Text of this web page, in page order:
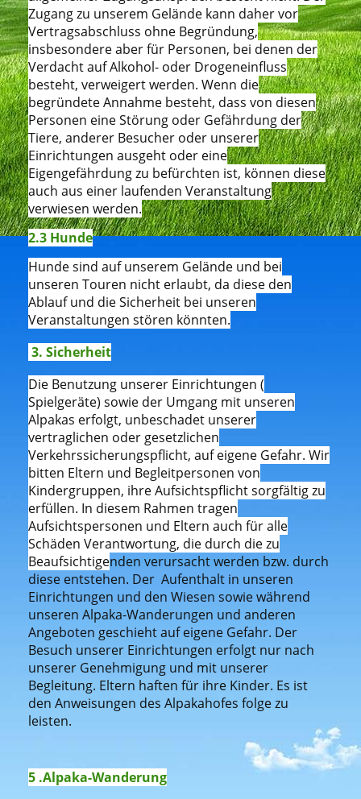
Zugang zu unserem Gelände kann daher vor
Vertragsabschluss ohne Begründung,
insbesondere aber für Personen, bei denen der
Verdacht auf Alkohol- oder Drogeneinfluss
besteht, verweigert werden. Wenn die
begründete Annahme besteht, dass von diesen
Personen eine Störung oder Gefährdung der
Tiere, anderer Besucher oder unserer
Einrichtungen ausgeht oder eine
Eigengefährdung zu befürchten ist, können diese
auch aus einer laufenden Veranstaltung
verwiesen werden.
2.3 Hunde
Hunde sind auf unserem Gelände und bei
unseren Touren nicht erlaubt, da diese den
Ablauf und die Sicherheit bei unseren
Veranstaltungen stören könnten.
3. Sicherheit
Die Benutzung unserer Einrichtungen (
Spielgeräte) sowie der Umgang mit unseren
Alpakas erfolgt, unbeschadet unserer
vertraglichen oder gesetzlichen
Verkehrssicherungspflicht, auf eigene Gefahr. Wir
bitten Eltern und Begleitpersonen von
Kindergruppen, ihre Aufsichtspflicht sorgfältig zu
erfüllen. In diesem Rahmen tragen
Aufsichtspersonen und Eltern auch für alle
Schäden Verantwortung, die durch die zu
Beaufsichtigenden verursacht werden bzw. durch
diese entstehen. Der Aufenthalt in unseren
Einrichtungen und den Wiesen sowie während
unseren Alpaka-Wanderungen und anderen
Angeboten geschieht auf eigene Gefahr. Der
Besuch unserer Einrichtungen erfolgt nur nach
unserer Genehmigung und mit unserer
Begleitung. Eltern haften für ihre Kinder. Es ist
den Anweisungen des Alpakahofes folge zu
leisten.
5 .Alpaka-Wanderung